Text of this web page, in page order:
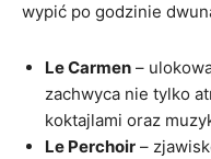
wypić po godzinie
Le Carmen –
zachwyca nie tylko
koktajlami oraz
Le Perchoir –